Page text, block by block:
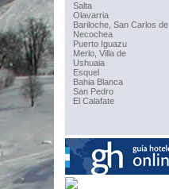
Salta
Olavarria
Bariloche, San Carlos de
Necochea
Puerto Iguazu
Merlo, Villa de
Ushuaia
Esquel
Bahia Blanca
San Pedro
El Calafate